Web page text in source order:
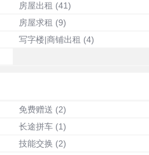
房屋出租 (41)
房屋求租 (9)
写字楼|商铺出租 (4)
免费赠送 (2)
长途拼车 (1)
技能交换 (2)